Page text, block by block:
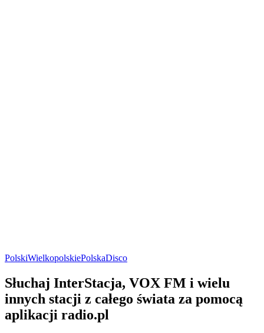
PolskiWielkopolskiePolskaDisco
Słuchaj InterStacja, VOX FM i wielu
innych stacji z całego świata za pomocą
aplikacji radio.pl